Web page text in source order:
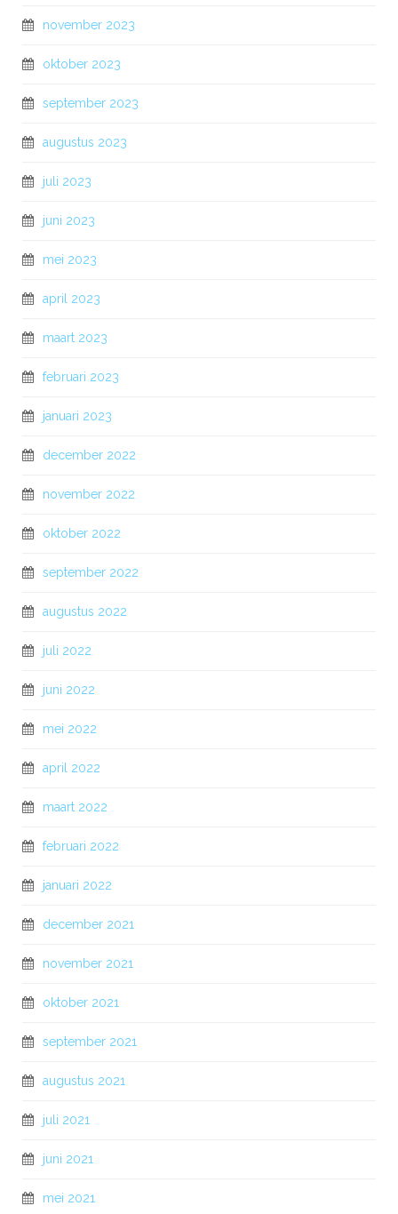
november 2023
oktober 2023
september 2023
augustus 2023
juli 2023
juni 2023
mei 2023
april 2023
maart 2023
februari 2023
januari 2023
december 2022
november 2022
oktober 2022
september 2022
augustus 2022
juli 2022
juni 2022
mei 2022
april 2022
maart 2022
februari 2022
januari 2022
december 2021
november 2021
oktober 2021
september 2021
augustus 2021
juli 2021
juni 2021
mei 2021